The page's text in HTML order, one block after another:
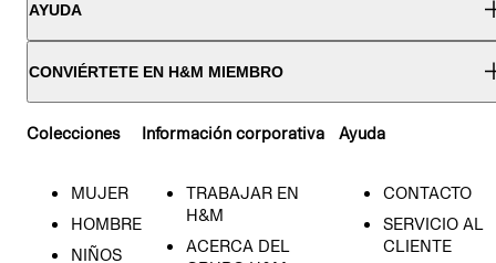
AYUDA
CONVIÉRTETE EN H&M MIEMBRO
Colecciones
MUJER
HOMBRE
NIÑOS
Información corporativa
TRABAJAR EN
H&M
ACERCA DEL
Ayuda
CONTACTO
SERVICIO AL
CLIENTE